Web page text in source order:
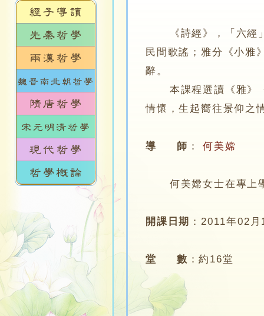
《詩經》，「六
民間歌謠；雅分《小雅
辭。
本課程選讀《雅》《
情懷，生起嚮往景仰之
導 師 ： 何美嫦
何美嫦女士在專上學
開課日期 ：2011年02月
堂 數 ：約16堂